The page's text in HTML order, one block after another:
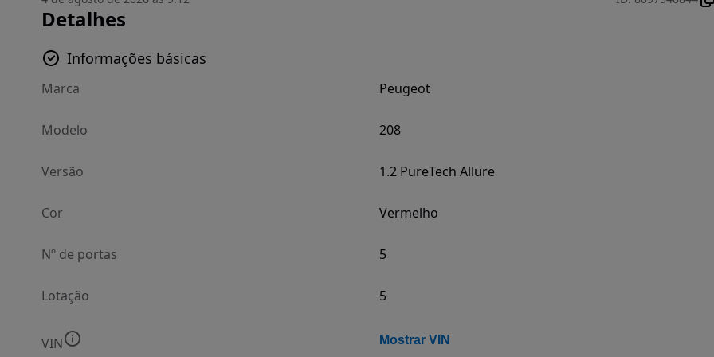
Detalhes
Informações básicas
Marca Peugeot
Modelo 208
Versão 1.2 PureTech Allure
Cor Vermelho
Nº de portas 5
Lotação 5
VIN Mostrar VIN